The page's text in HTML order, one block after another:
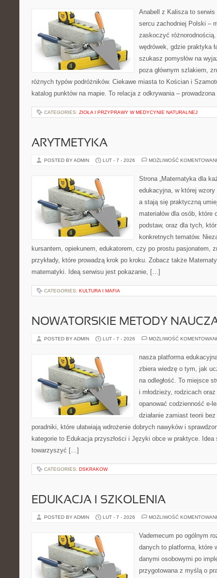
Anabell z Kalisza to
sercu zachodniej Polski –
zaskoczyć
wędrówek, gdzie praktyka
szukasz pomysłów na
poza głównym szlakiem,
różnych typów podróżników. Ciekawe miasta to Kościan i
katalog punktów na mapie. To relacja z odkrywania –
CATEGORIES: ZIOŁA I PRZYPRAWY W MEDYCYNIE NATURALNEJ
ARYTMETYKA
POSTED BY ADMIN LUT - 7 - 2026 MOŻLIWOŚĆ
Strona „Matematyka dla
edukacyjna, w której
a stają się praktyczną
materiałów dla osób,
podstaw, oraz dla tych,
konkretnych tematów.
kursantem, opiekunem, edukatorem, czy po prostu pasjonatem,
przykłady, które prowadzą krok po kroku. Zobacz także
matematyki. Ideą serwisu jest pokazanie, […]
CATEGORIES: KULTURA I MAFIA
NOWATORSKIE METODY
POSTED BY ADMIN LUT - 7 - 2026 MOŻLIWOŚĆ
nasza platforma
zbiera wiedzę o tym, jak
na odległość. To miejsce
i młodzieży, rodzicach
opanować codzienność e-
działanie zamiast teorii
poradniki, które ułatwiają wdrożenie dobrych nawyków i
kategorie to Edukacja przyszłości i Języki obce w praktyce.
towarzyszyć […]
CATEGORIES: DSKRAKOW
EDUKACJA I SZKOLENIA
POSTED BY ADMIN LUT - 7 - 2026 MOŻLIWOŚĆ
Vademecum po ogólnym
danych to platforma, które
danymi osobowymi po
przygotowana z myślą o